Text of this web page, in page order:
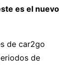
es el nuevo
de car2go
de